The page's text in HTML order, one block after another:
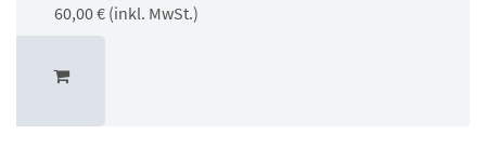
60,00 € (inkl. MwSt.)